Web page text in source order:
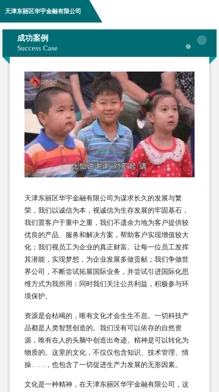
天津东丽区华宇金融有限公司
成功案例
Success Case
天津东丽区华宇金融有限公司为谋求长久的发展与繁
荣，我们以诚信为本，视诚信为生存发展的牢固基石，
我们置客户于重中之重，我们不遗余力地为客户提供较
优良的产品、服务和解决方案，帮助客户实现增值较大
化；我们视员工为企业的真正财富。让每一位员工发挥
其潜能，实现梦想，为企业发展多做贡献；我们争做世
界公司，不断尝试拓展国际业务，并尝试引进国际化思
维方式为我所用：同时我们关注公共利益，积极参与环
境保护。
资源是会枯竭的，唯有文化才会生生不息。一切科技产
品都是人类智慧创造的。我们没有可以依存的自然资
源，唯有在人的头脑中创造出奇迹。精神是可以转化为
物质的。这里的文化，不仅仅包含知识、技术管理、情
操……，也包含了一切促进生产力发展的无形因素。
文化是一种精神，在天津东丽区华宇金融有限公司，这